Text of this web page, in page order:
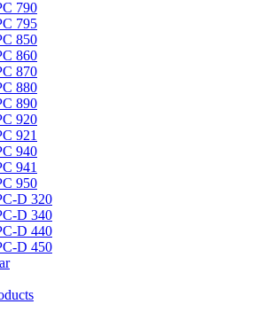
790
795
850
860
870
880
890
920
921
940
941
950
D 320
D 340
D 440
D 450